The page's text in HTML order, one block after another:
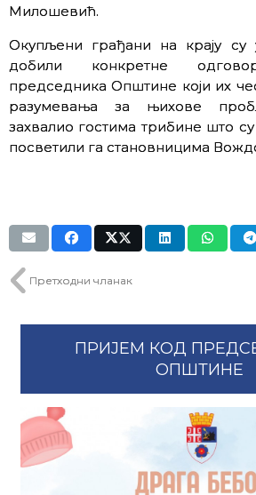
Милошевић.
Окупљени грађани на крају су
добили конкретне
председника Општине који их
разумевања за њихове
захвалио гостима трибине што
посветили га становницима
Претходни чланак
ПРИЈЕМ КОД
ОПШТИНЕ